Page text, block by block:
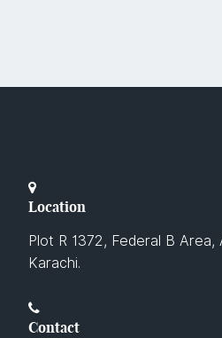
Location
Plot R 1372, Federal B Area,
Karachi.
Contact